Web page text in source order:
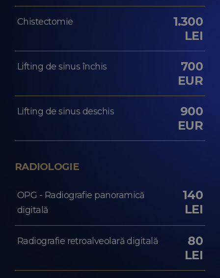
Chistectomie
1.300
LEI
Lifting de sinus închis
700
EUR
Lifting de sinus deschis
900
EUR
RADIOLOGIE
OPG - Radiografie panoramică
digitală
140
LEI
Radiografie retroalveolară digitală
80
LEI